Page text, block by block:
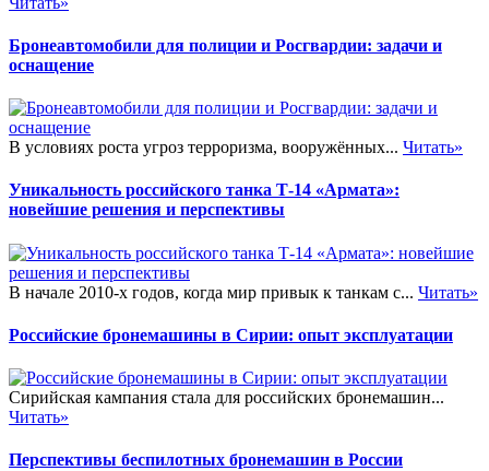
Бронеавтомобили для полиции и Росгвардии: задачи и
оснащение
В условиях роста угроз терроризма, вооружённых... Читать»
Уникальность российского танка Т-14 «Армата»:
новейшие решения и перспективы
В начале 2010-х годов, когда мир привык к танкам с... Читать»
Российские бронемашины в Сирии: опыт эксплуатации
Сирийская кампания стала для российских бронемашин...
Читать»
Перспективы беспилотных бронемашин в России